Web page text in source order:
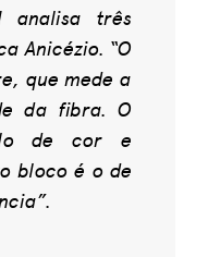
analisa três
Anicézio. “O
que mede a
da fibra. O
de cor e
bloco é o de